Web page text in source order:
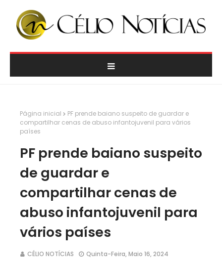
Página inicial
PF prende baiano suspeito de guardar e
compartilhar cenas de abuso infantojuvenil para vários
países
PF prende baiano suspeito
de guardar e
compartilhar cenas de
abuso infantojuvenil para
vários países
CÉLIO NOTÍCIAS Quinta-Feira, Maio 16, 2024